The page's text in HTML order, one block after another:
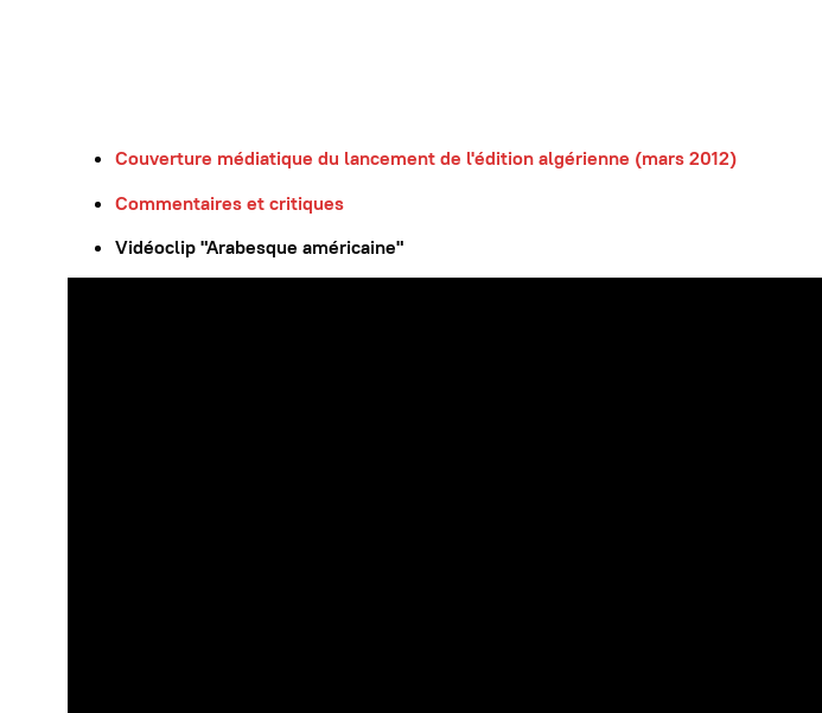
Couverture médiatique du lancement de l'édition algérienne (mars 2012)
Commentaires et critiques
Vidéoclip "Arabesque américaine"